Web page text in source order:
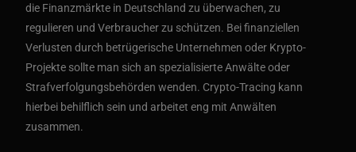
die Finanzmärkte in Deutschland zu überwachen, zu
regulieren und Verbraucher zu schützen. Bei finanziellen
Verlusten durch betrügerische Unternehmen oder Krypto-
Projekte sollte man sich an spezialisierte Anwälte oder
Strafverfolgungsbehörden wenden. Crypto-Tracing kann
hierbei behilflich sein und arbeitet eng mit Anwälten
zusammen.